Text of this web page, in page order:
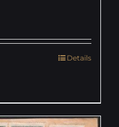
Details